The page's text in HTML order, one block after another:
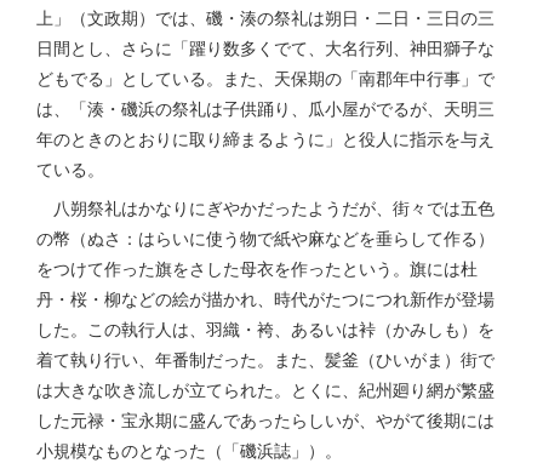
上」（文政期）では、磯・湊の祭礼は朔日・二日・三日の三
日間とし、さらに「躍り数多くでて、大名行列、神田獅子な
どもでる」としている。また、天保期の「南郡年中行事」で
は、「湊・磯浜の祭礼は子供踊り、瓜小屋がでるが、天明三
年のときのとおりに取り締まるように」と役人に指示を与え
ている。
八朔祭礼はかなりにぎやかだったようだが、街々では五色
の幣（ぬさ：はらいに使う物で紙や麻などを垂らして作る）
をつけて作った旗をさした母衣を作ったという。旗には杜
丹・桜・柳などの絵が描かれ、時代がたつにつれ新作が登場
した。この執行人は、羽織・袴、あるいは裃（かみしも）を
着て執り行い、年番制だった。また、髪釜（ひいがま）街で
は大きな吹き流しが立てられた。とくに、紀州廻り網が繁盛
した元禄・宝永期に盛んであったらしいが、やがて後期には
小規模なものとなった（「磯浜誌」）。